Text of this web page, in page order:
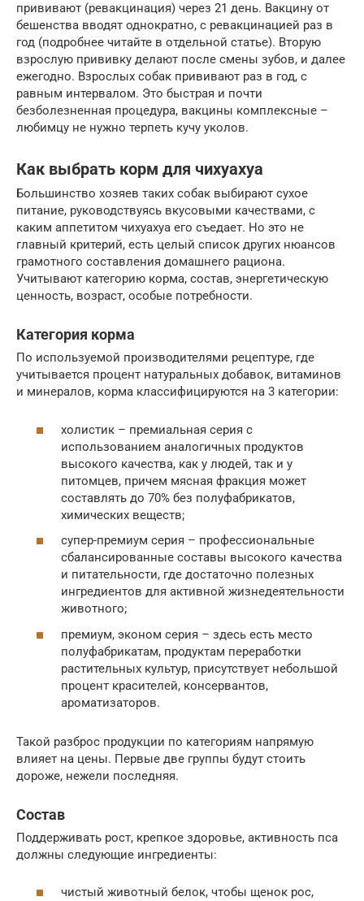
прививают (ревакцинация) через 21 день. Вакцину от
бешенства вводят однократно, с ревакцинацией раз в
год (подробнее читайте в отдельной статье). Вторую
взрослую прививку делают после смены зубов, и далее
ежегодно. Взрослых собак прививают раз в год, с
равным интервалом. Это быстрая и почти
безболезненная процедура, вакцины комплексные –
любимцу не нужно терпеть кучу уколов.
Как выбрать корм для чихуахуа
Большинство хозяев таких собак выбирают сухое
питание, руководствуясь вкусовыми качествами, с
каким аппетитом чихуахуа его съедает. Но это не
главный критерий, есть целый список других нюансов
грамотного составления домашнего рациона.
Учитывают категорию корма, состав, энергетическую
ценность, возраст, особые потребности.
Категория корма
По используемой производителями рецептуре, где
учитывается процент натуральных добавок, витаминов
и минералов, корма классифицируются на 3 категории:
холистик – премиальная серия с
использованием аналогичных продуктов
высокого качества, как у людей, так и у
питомцев, причем мясная фракция может
составлять до 70% без полуфабрикатов,
химических веществ;
супер-премиум серия – профессиональные
сбалансированные составы высокого качества
и питательности, где достаточно полезных
ингредиентов для активной жизнедеятельности
животного;
премиум, эконом серия – здесь есть место
полуфабрикатам, продуктам переработки
растительных культур, присутствует небольшой
процент красителей, консервантов,
ароматизаторов.
Такой разброс продукции по категориям напрямую
влияет на цены. Первые две группы будут стоить
дороже, нежели последняя.
Состав
Поддерживать рост, крепкое здоровье, активность пса
должны следующие ингредиенты:
чистый животный белок, чтобы щенок рос,